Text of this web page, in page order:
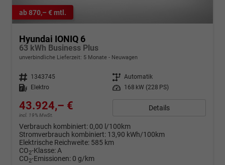
ab 870,– € mtl.
Hyundai IONIQ 6
63 kWh Business Plus
unverbindliche Lieferzeit: 5 Monate Neuwagen
Fahrzeugnr. 1343745 Getriebe Automatik
Kraftstoff
Elektro Leistung 168 kW (228 PS)
43.924,– €
incl. 19% MwSt.
Details
Verbrauch kombiniert: 0,00 l/100km
Stromverbrauch kombiniert: 13,90 kWh/100km
Elektrische Reichweite: 585 km
CO2-Klasse:A
CO2-Emissionen: 0 g/km